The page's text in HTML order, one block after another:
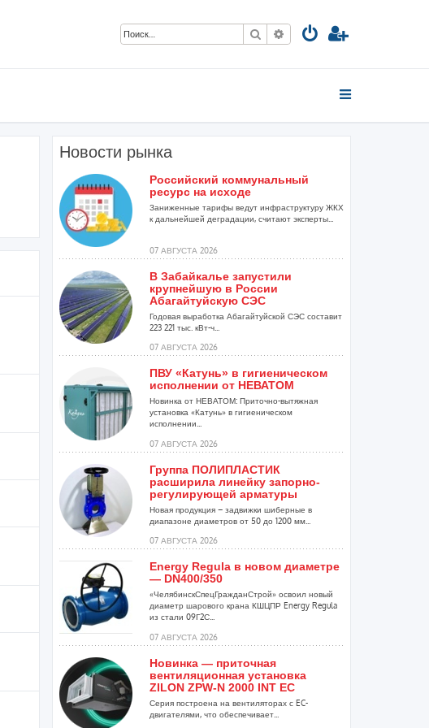
Поиск Расширенный поиск
Новости рынка
Российский коммунальный
ресурс на исходе
Заниженные тарифы ведут инфраструктуру ЖКХ
к дальнейшей деградации, считают эксперты...
07 АВГУСТА 2026
В Забайкалье запустили
крупнейшую в России
Абагайтуйскую СЭС
Годовая выработка Абагайтуйской СЭС составит
223 221 тыс. кВт-ч...
07 АВГУСТА 2026
ПВУ «Катунь» в гигиеническом
исполнении от НЕВАТОМ
Новинка от НЕВАТОМ: Приточно-вытяжная
установка «Катунь» в гигиеническом
исполнении...
07 АВГУСТА 2026
Группа ПОЛИПЛАСТИК
расширила линейку запорно-
регулирующей арматуры
Новая продукция – задвижки шиберные в
диапазоне диаметров от 50 до 1200 мм...
07 АВГУСТА 2026
Energy Regula в новом диаметре
— DN400/350
«ЧелябинскСпецГражданСтрой» освоил новый
диаметр шарового крана КШЦПР Energy Regula
из стали 09Г2С...
07 АВГУСТА 2026
Новинка — приточная
вентиляционная установка
ZILON ZPW-N 2000 INT EC
Серия построена на вентиляторах с EC-
двигателями, что обеспечивает...